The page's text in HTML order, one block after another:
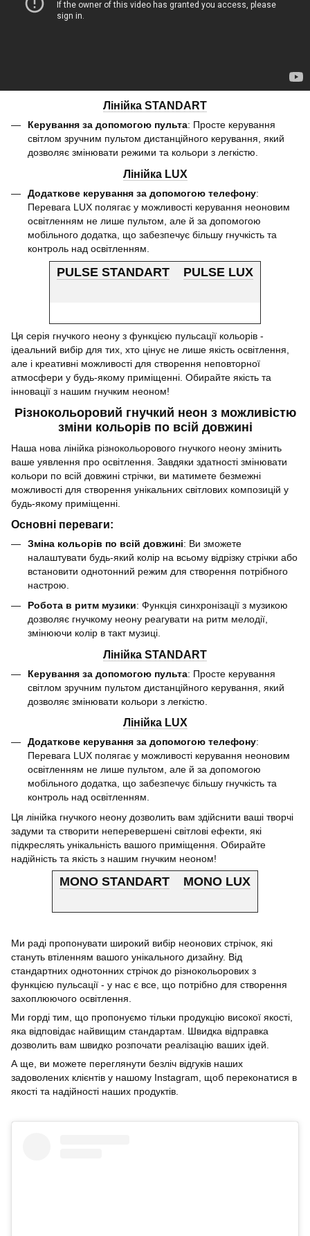
Лінійка STANDART
Керування за допомогою пульта: Просте керування
світлом зручним пультом дистанційного керування, який
дозволяє змінювати режими та кольори з легкістю.
Лінійка LUX
Додаткове керування за допомогою телефону:
Перевага LUX полягає у можливості керування неоновим
освітленням не лише пультом, але й за допомогою
мобільного додатка, що забезпечує більшу гнучкість та
контроль над освітленням.
PULSE STANDART PULSE LUX
Ця серія гнучкого неону з функцією пульсації кольорів -
ідеальний вибір для тих, хто цінує не лише якість освітлення,
але і креативні можливості для створення неповторної
атмосфери у будь-якому приміщенні. Обирайте якість та
інновації з нашим гнучким неоном!
Різнокольоровий гнучкий неон з можливістю
зміни кольорів по всій довжині
Наша нова лінійка різнокольорового гнучкого неону змінить
ваше уявлення про освітлення. Завдяки здатності змінювати
кольори по всій довжині стрічки, ви матимете безмежні
можливості для створення унікальних світлових композицій у
будь-якому приміщенні.
Основні переваги:
Зміна кольорів по всій довжині: Ви зможете
налаштувати будь-який колір на всьому відрізку стрічки або
встановити однотонний режим для створення потрібного
настрою.
Робота в ритм музики: Функція синхронізації з музикою
дозволяє гнучкому неону реагувати на ритм мелодії,
змінюючи колір в такт музиці.
Лінійка STANDART
Керування за допомогою пульта: Просте керування
світлом зручним пультом дистанційного керування, який
дозволяє змінювати кольори з легкістю.
Лінійка LUX
Додаткове керування за допомогою телефону:
Перевага LUX полягає у можливості керування неоновим
освітленням не лише пультом, але й за допомогою
мобільного додатка, що забезпечує більшу гнучкість та
контроль над освітленням.
Ця лінійка гнучкого неону дозволить вам здійснити ваші творчі
задуми та створити неперевершені світлові ефекти, які
підкреслять унікальність вашого приміщення. Обирайте
надійність та якість з нашим гнучким неоном!
MONO STANDART MONO LUX
Ми раді пропонувати широкий вибір неонових стрічок, які
стануть втіленням вашого унікального дизайну. Від
стандартних однотонних стрічок до різнокольорових з
функцією пульсації - у нас є все, що потрібно для створення
захоплюючого освітлення.
Ми горді тим, що пропонуємо тільки продукцію високої якості,
яка відповідає найвищим стандартам. Швидка відправка
дозволить вам швидко розпочати реалізацію ваших ідей.
А ще, ви можете переглянути безліч відгуків наших
задоволених клієнтів у нашому Instagram, щоб переконатися в
якості та надійності наших продуктів.